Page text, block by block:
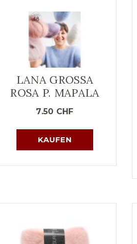
LANA GROSSA
ROSA P. MAPALA
7.50 CHF
KAUFEN